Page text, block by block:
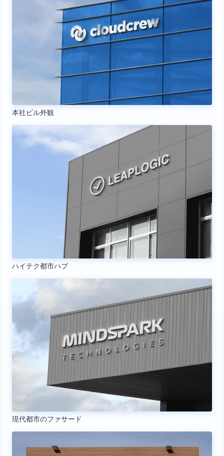
本社ビル外観
ハイテク都市ハブ
現代都市のファサード